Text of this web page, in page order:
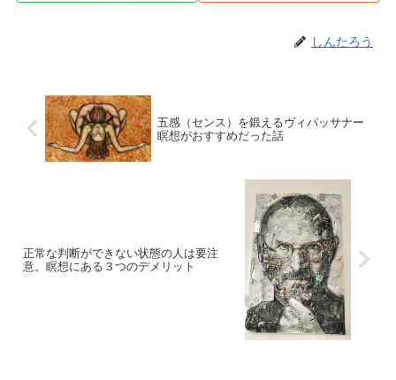
しんたろう
五感（センス）を鍛えるヴィパッサナー
瞑想がおすすめだった話
正常な判断ができない状態の人は要注
意。瞑想にある３つのデメリット